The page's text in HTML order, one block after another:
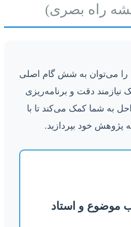
راه بصری)
را می‌توان به شش گام اصلی
نیازمند دقت و برنامه‌ریزی
به شما کمک می‌کند تا با
پژوهش خود بپردازید.
موضوع و استاد